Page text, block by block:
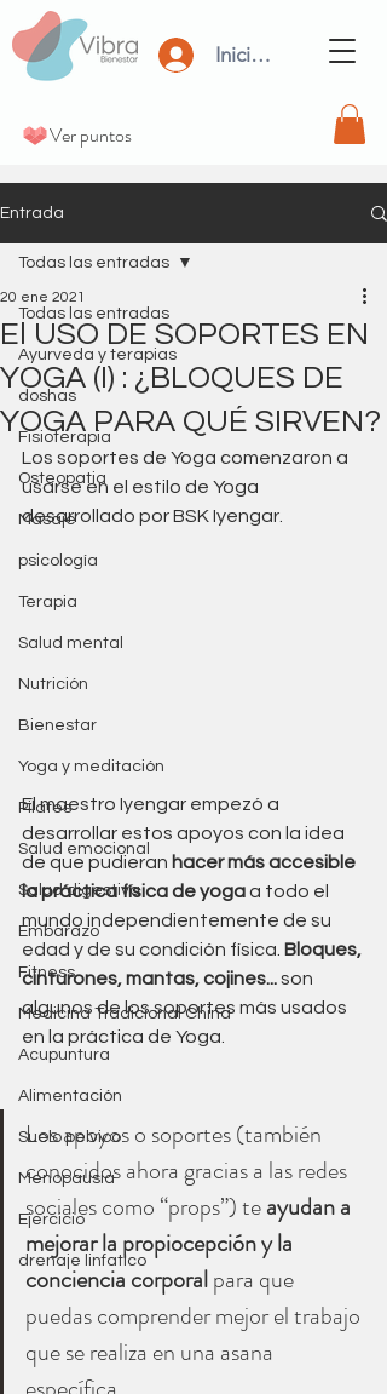
Iniciar Sesión
Ver puntos
Entrada
Todas las entradas
Ayurveda y terapias
doshas
Fisioterapia
Osteopatia
Masaje
psicología
Terapia
Salud mental
Nutrición
Bienestar
Yoga y meditación
Pilates
Salud emocional
Salud digestiva
Embarazo
Fitness
Medicina Tradicional China
Acupuntura
Alimentación
Suelo pelvico
Menopausia
Ejercicio
drenaje linfatico
Todas las entradas
El USO DE SOPORTES EN
YOGA (I) : ¿BLOQUES DE
YOGA PARA QUÉ SIRVEN?
20 ene 2021
Los soportes de Yoga comenzaron a
usarse en el estilo de Yoga
desarrollado por BSK Iyengar.
El maestro Iyengar empezó a
desarrollar estos apoyos con la idea
de que pudieran hacer más accesible
la práctica física de yoga a todo el
mundo independientemente de su
edad y de su condición física. Bloques,
cinturones, mantas, cojines... son
algunos de los soportes más usados
en la práctica de Yoga.
Los apoyos o soportes (también
conocidos ahora gracias a las redes
sociales como “props”) te ayudan a
mejorar la propiocepción y la
conciencia corporal para que
puedas comprender mejor el trabajo
que se realiza en una asana